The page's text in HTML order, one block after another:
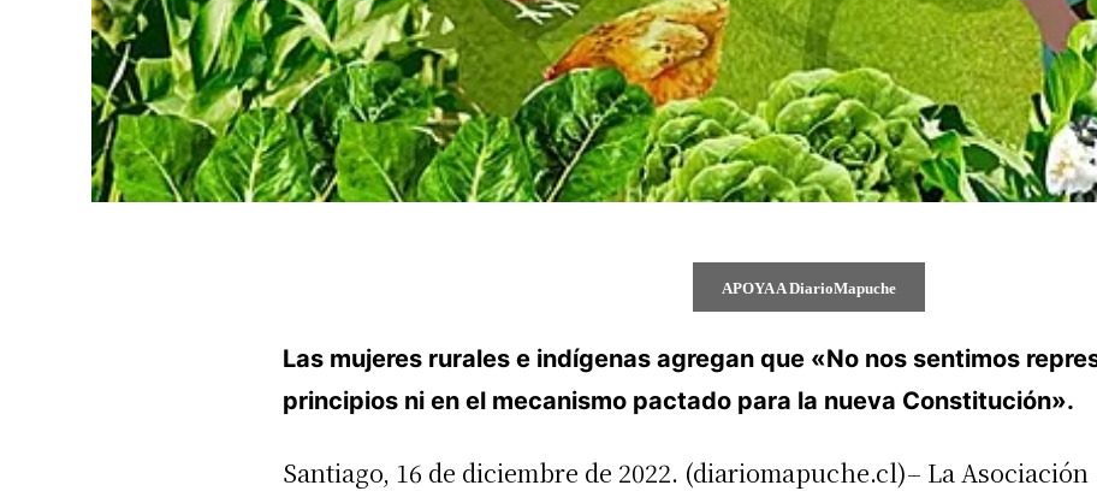
APOYA A DiarioMapuche
Las mujeres rurales e indígenas agregan que «No nos sentimos
principios ni en el mecanismo pactado para la nueva Constitución».
Santiago, 16 de diciembre de 2022. (diariomapuche.cl)– La Asociación